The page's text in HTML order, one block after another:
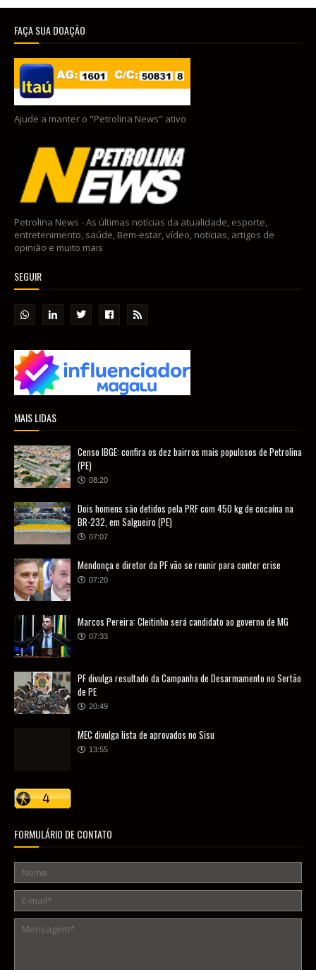
FAÇA SUA DOAÇÃO
Ajude a manter o "Petrolina News" ativo
Petrolina News - As últimas notícias da atualidade, esporte,
entretenimento, saúde, Bem-estar, vídeo, noticias, artigos de
opinião e muito mais
SEGUIR
MAIS LIDAS
Censo IBGE: confira os dez bairros mais populosos de Petrolina
(PE)
08:20
Dois homens são detidos pela PRF com 450 kg de cocaína na
BR-232, em Salgueiro (PE)
07:07
Mendonça e diretor da PF vão se reunir para conter crise
07:20
Marcos Pereira: Cleitinho será candidato ao governo de MG
07:33
PF divulga resultado da Campanha de Desarmamento no Sertão
de PE
20:49
MEC divulga lista de aprovados no Sisu
13:55
FORMULÁRIO DE CONTATO